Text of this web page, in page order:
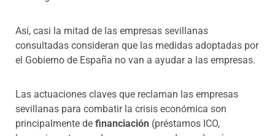
Así, casi la mitad de las empresas sevillanas
consultadas consideran que las medidas adoptadas por
el Gobierno de España no van a ayudar a las empresas.
Las actuaciones claves que reclaman las empresas
sevillanas para combatir la crisis económica son
principalmente de financiación (préstamos ICO,